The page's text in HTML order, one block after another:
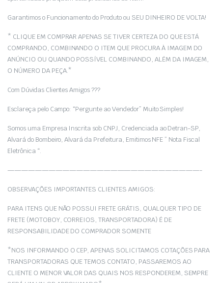
Garantimos o Funcionamento do Produto ou SEU DINHEIRO DE VOLTA!
* CLIQUE EM COMPRAR APENAS SE TIVER CERTEZA DO QUE ESTÁ
COMPRANDO, COMBINANDO O ITEM QUE PROCURA À IMAGEM DO
ANÚNCIO OU QUANDO POSSÍVEL COMBINANDO, ALÉM DA IMAGEM,
O NÚMERO DA PEÇA.*
Com Dúvidas Clientes Amigos ???
Esclareça pelo Campo: “Pergunte ao Vendedor” Muito Simples!
Somos uma Empresa Inscrita sob CNPJ, Credenciada ao Detran-SP,
Alvará do Bombeiro, Alvará da Prefeitura, Emitimos NFE ” Nota Fiscal
Eletrônica “.
————————————————————————————-
OBSERVAÇÕES IMPORTANTES CLIENTES AMIGOS:
PARA ITENS QUE NÃO POSSUI FRETE GRÁTIS, QUALQUER TIPO DE
FRETE (MOTOBOY, CORREIOS, TRANSPORTADORA) É DE
RESPONSABILIDADE DO COMPRADOR SOMENTE
*NOS INFORMANDO O CEP, APENAS SOLICITAMOS COTAÇÕES PARA
TRANSPORTADORAS QUE TEMOS CONTATO, PASSAREMOS AO
CLIENTE O MENOR VALOR DAS QUAIS NOS RESPONDEREM, SEMPRE